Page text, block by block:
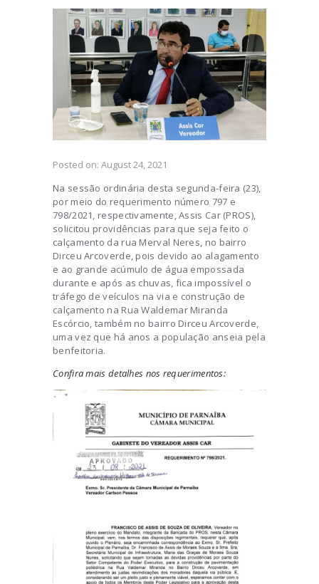
Posted on: August 24, 2021
Na sessão ordinária desta segunda-feira (23),
por meio do requerimento número 797 e
798/2021, respectivamente, Assis Car (PROS),
solicitou providências para que seja feito o
calçamento da rua Merval Neres, no bairro
Dirceu Arcoverde, pois devido ao alagamento
e ao grande acúmulo de água empossada
durante e após as chuvas, fica impossível o
tráfego de veículos na via e construção de
calçamento na Rua Waldemar Miranda
Escórcio, também no bairro Dirceu Arcoverde,
uma vez que há anos a população anseia pela
benfeitoria.
Confira mais detalhes nos requerimentos: